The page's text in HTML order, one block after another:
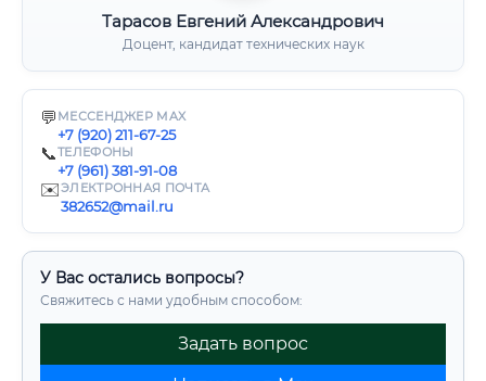
Тарасов Евгений Александрович
Доцент, кандидат технических наук
💬 МЕССЕНДЖЕР MAX
+7 (920) 211-67-25
📞ТЕЛЕФОНЫ
+7 (961) 381-91-08
✉️ЭЛЕКТРОННАЯ ПОЧТА
382652@mail.ru
У Вас остались вопросы?
Свяжитесь с нами удобным способом:
Задать вопрос